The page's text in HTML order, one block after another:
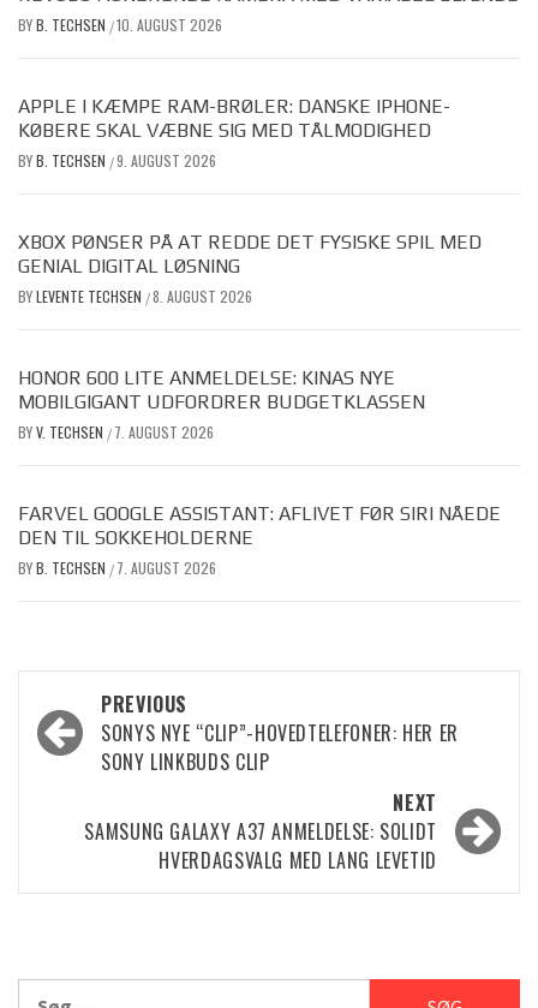
BYB. TECHSEN /10. AUGUST 2026
APPLE I KÆMPE RAM-BRØLER: DANSKE IPHONE-
KØBERE SKAL VÆBNE SIG MED TÅLMODIGHED
BYB. TECHSEN /9. AUGUST 2026
XBOX PØNSER PÅ AT REDDE DET FYSISKE SPIL MED
GENIAL DIGITAL LØSNING
BYLEVENTE TECHSEN /8. AUGUST 2026
HONOR 600 LITE ANMELDELSE: KINAS NYE
MOBILGIGANT UDFORDRER BUDGETKLASSEN
BYV. TECHSEN / 7. AUGUST 2026
FARVEL GOOGLE ASSISTANT: AFLIVET FØR SIRI NÅEDE
DEN TIL SOKKEHOLDERNE
BYB. TECHSEN / 7. AUGUST 2026
Post
navigation
PREVIOUS
SONYS NYE “CLIP”-HOVEDTELEFONER: HER ER
SONY LINKBUDS CLIP
NEXT
SAMSUNG GALAXY A37 ANMELDELSE: SOLIDT
HVERDAGSVALG MED LANG LEVETID